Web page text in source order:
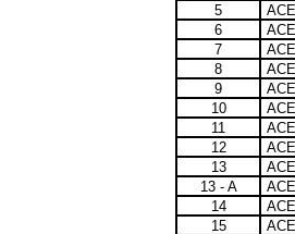
5
6
7
8
9
10
11
12
13
13 - A
14
15